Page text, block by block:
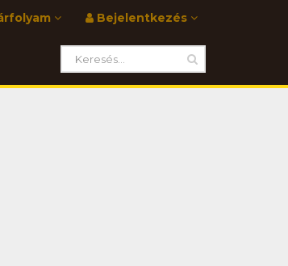
Bejelentkezés